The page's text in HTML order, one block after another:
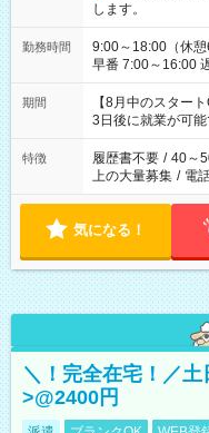
します。
勤務時間
9:00～18:00（休憩60分） ■ご希望があれば下
早番 7:00～16:00 遅
と休みを合わせた
「できれば残業
ね。 ※Wワーク希望の方へ 今ご覧のお仕事で希望する勤務時間
と、もう1つのお
合は応募できませ
期間
【8月中のスター
3日後に就業が可能
特徴 履歴書不要 / 40～
上の大量募集 / 電
気になる！
＼！完全在宅！／
>@2400円